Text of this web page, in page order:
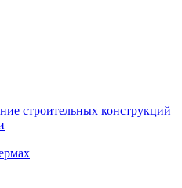
строительных конструкций